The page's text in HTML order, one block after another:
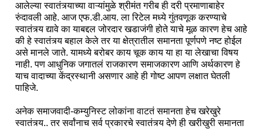
आलेल्या स्वातंत्र्याच्या वाऱ्यांमुळे श्रीमंत गरीब ही दरी प्रमाणाबाहेर
रुंदावली आहे. आज एफ.डी.आय. ला रिटेल मध्ये गुंतवणूक करण्याचे
स्वातंत्र्य द्यावे का याबद्दल जोरदार खडाजंगी होते याचे मूळ कारण हेच आहे
की हे स्वातंत्र्य बहाल केले तर या क्षेत्रातील समानता पूर्णपणे नष्ट होईल
असे मानले जाते. यामध्ये बरोबर काय चूक काय या हा या लेखाचा विषय
नाही. पण आधुनिक जगातलं राजकारण समाजकारण आणि अर्थकारण हे
याच वादाच्या केंद्रस्थानी असणार आहे ही गोष्ट आपण लक्षात घेतली
पाहिजे.
अनेक समाजवादी-कम्युनिस्ट लोकांना वाटतं समानता हेच खरेखुरे
स्वातंत्र्य.. तर सर्वांनाच सर्व प्रकारचे स्वातंत्र्य देणे ही खरीखुरी समानता